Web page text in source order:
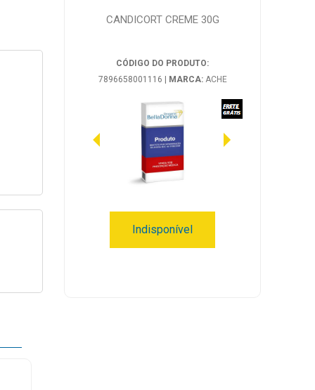
CANDICORT CREME 30G
CÓDIGO DO PRODUTO:
7896658001116 | MARCA: ACHE
Indisponível